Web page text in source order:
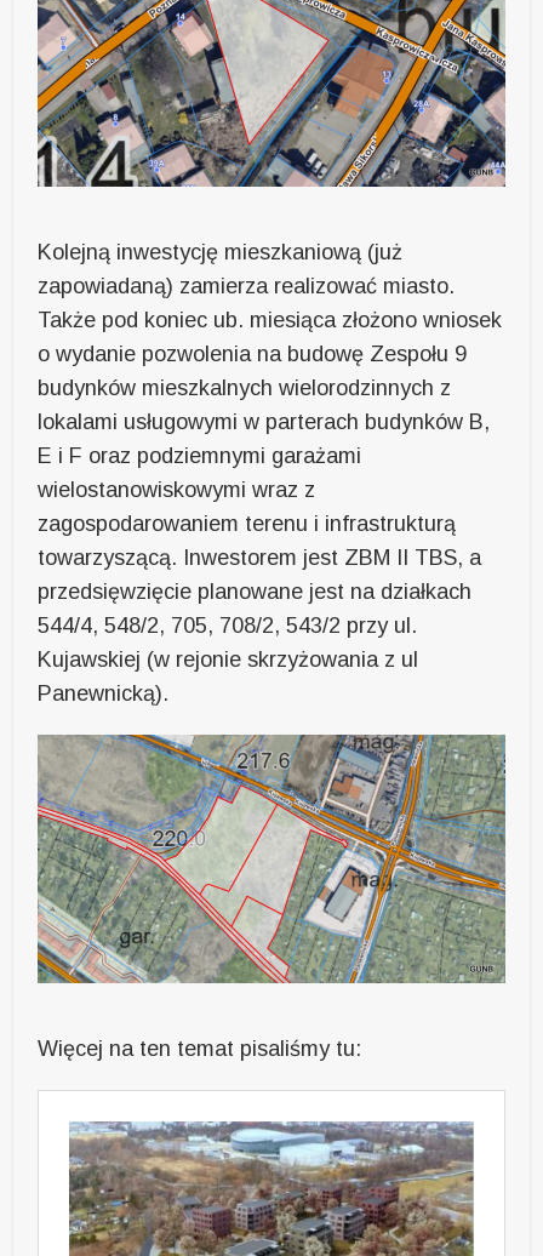
Kolejną inwestycję mieszkaniową (już
zapowiadaną) zamierza realizować miasto.
Także pod koniec ub. miesiąca złożono wniosek
o wydanie pozwolenia na budowę Zespołu 9
budynków mieszkalnych wielorodzinnych z
lokalami usługowymi w parterach budynków B,
E i F oraz podziemnymi garażami
wielostanowiskowymi wraz z
zagospodarowaniem terenu i infrastrukturą
towarzyszącą. Inwestorem jest ZBM II TBS, a
przedsięwzięcie planowane jest na działkach
544/4, 548/2, 705, 708/2, 543/2 przy ul.
Kujawskiej (w rejonie skrzyżowania z ul
Panewnicką).
Więcej na ten temat pisaliśmy tu: